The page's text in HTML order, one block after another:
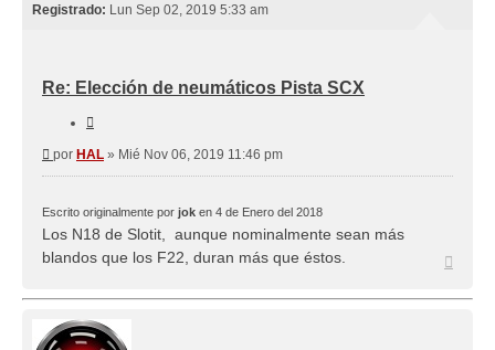
Registrado: Lun Sep 02, 2019 5:33 am
Re: Elección de neumáticos Pista SCX
Mensaje
por HAL » Mié Nov 06, 2019 11:46 pm
Escrito originalmente por jok en 4 de Enero del 2018
Los N18 de Slotit, aunque nominalmente sean más
blandos que los F22, duran más que éstos.